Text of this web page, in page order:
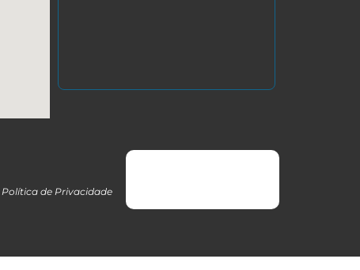
Política de Privacidade